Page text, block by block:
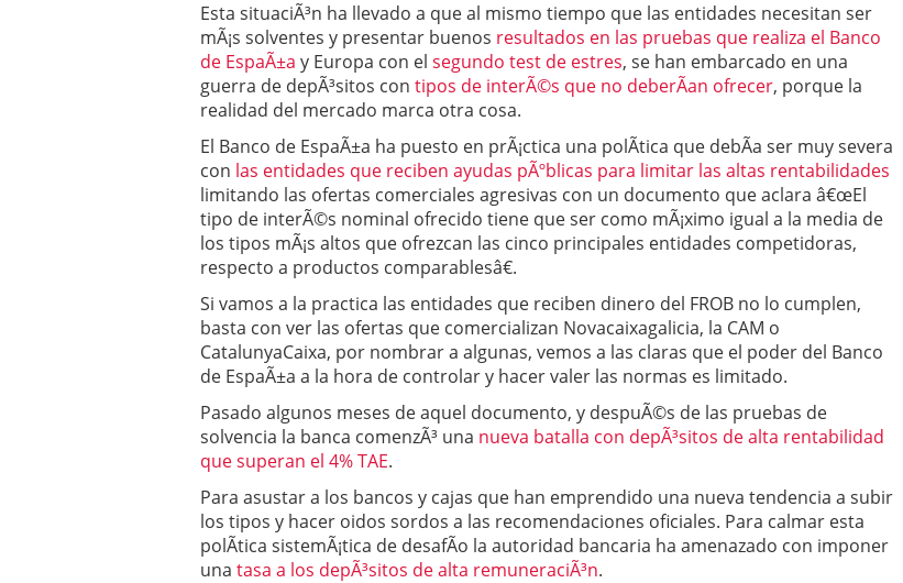
Esta situaciÃ³n ha llevado a que al mismo tiempo que las entidades necesitan ser
mÃ¡s solventes y presentar buenos resultados en las pruebas que realiza el Banco
de EspaÃ±a y Europa con el segundo test de estres, se han embarcado en una
guerra de depÃ³sitos con tipos de interÃ©s que no deberÃ­an ofrecer, porque la
realidad del mercado marca otra cosa.
El Banco de EspaÃ±a ha puesto en prÃ¡ctica una polÃ­tica que debÃ­a ser muy severa
con las entidades que reciben ayudas pÃºblicas para limitar las altas rentabilidades
limitando las ofertas comerciales agresivas con un documento que aclara â€œEl
tipo de interÃ©s nominal ofrecido tiene que ser como mÃ¡ximo igual a la media de
los tipos mÃ¡s altos que ofrezcan las cinco principales entidades competidoras,
respecto a productos comparablesâ€.
Si vamos a la practica las entidades que reciben dinero del FROB no lo cumplen,
basta con ver las ofertas que comercializan Novacaixagalicia, la CAM o
CatalunyaCaixa, por nombrar a algunas, vemos a las claras que el poder del Banco
de EspaÃ±a a la hora de controlar y hacer valer las normas es limitado.
Pasado algunos meses de aquel documento, y despuÃ©s de las pruebas de
solvencia la banca comenzÃ³ una nueva batalla con depÃ³sitos de alta rentabilidad
que superan el 4% TAE.
Para asustar a los bancos y cajas que han emprendido una nueva tendencia a subir
los tipos y hacer oidos sordos a las recomendaciones oficiales. Para calmar esta
polÃ­tica sistemÃ¡tica de desafÃ­o la autoridad bancaria ha amenazado con imponer
una tasa a los depÃ³sitos de alta remuneraciÃ³n.